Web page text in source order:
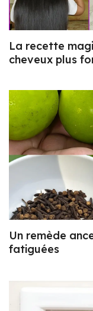
La recette
cheveux plus
Un remède
fatiguées